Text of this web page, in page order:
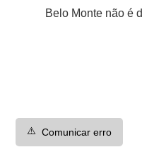
Belo Monte não é
⚠️ Comunicar erro